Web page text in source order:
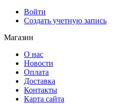
Войти
Создать учетную запись
Магазин
О нас
Новости
Оплата
Доставка
Контакты
Карта сайта